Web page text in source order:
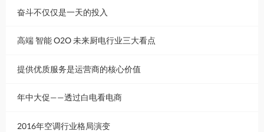
奋斗不仅仅是一天的投入
高端 智能 O2O 未来厨电行业三大看点
提供优质服务是运营商的核心价值
年中大促——透过白电看电商
2016年空调行业格局演变